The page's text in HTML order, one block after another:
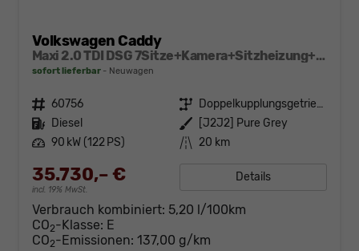
Volkswagen Caddy
Maxi 2.0 TDI DSG 7Sitze+Kamera+Sitzheizung+PDC vo+hi+ACC+Climatronic
sofort lieferbar Neuwagen
Fahrzeugnr. 60756 Getriebe
Doppelkupplungsgetriebe (DSG)
Kraftstoff Diesel Außenfarbe
[J2J2] Pure Grey
Leistung 90 kW (122 PS) Kilometerstand 20 km
35.730,– €
incl. 19% MwSt.
Details
Verbrauch kombiniert: 5,20 l/100km
CO2-Klasse: E
CO2-Emissionen: 137,00 g/km